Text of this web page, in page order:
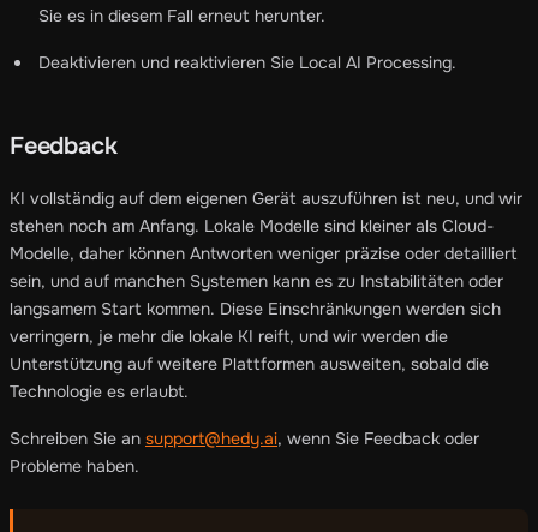
Sie es in diesem Fall erneut herunter.
Deaktivieren und reaktivieren Sie Local AI Processing.
Feedback
KI vollständig auf dem eigenen Gerät auszuführen ist neu, und wir
stehen noch am Anfang. Lokale Modelle sind kleiner als Cloud-
Modelle, daher können Antworten weniger präzise oder detailliert
sein, und auf manchen Systemen kann es zu Instabilitäten oder
langsamem Start kommen. Diese Einschränkungen werden sich
verringern, je mehr die lokale KI reift, und wir werden die
Unterstützung auf weitere Plattformen ausweiten, sobald die
Technologie es erlaubt.
Schreiben Sie an support@hedy.ai, wenn Sie Feedback oder
Probleme haben.